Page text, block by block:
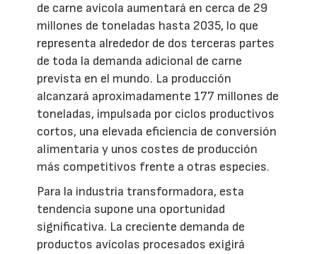
de carne avícola aumentará en cerca de 29
millones de toneladas hasta 2035, lo que
representa alrededor de dos terceras partes
de toda la demanda adicional de carne
prevista en el mundo. La producción
alcanzará aproximadamente 177 millones de
toneladas, impulsada por ciclos productivos
cortos, una elevada eficiencia de conversión
alimentaria y unos costes de producción
más competitivos frente a otras especies.
Para la industria transformadora, esta
tendencia supone una oportunidad
significativa. La creciente demanda de
productos avícolas procesados exigirá